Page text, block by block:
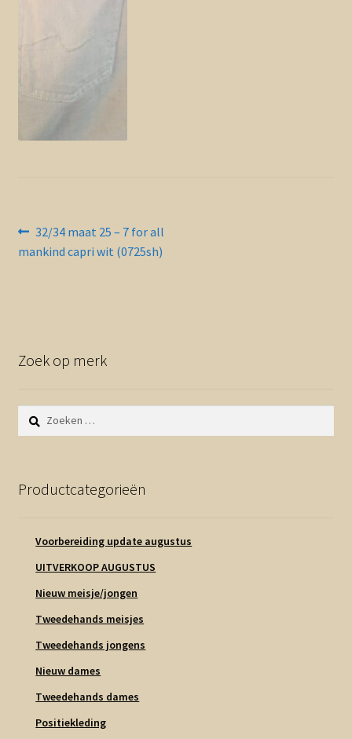
Bericht
navigatie
Vorig
bericht:
32/34 maat 25 – 7 for all
mankind capri wit (0725sh)
Zoek op merk
Zoeken
naar:
Productcategorieën
Voorbereiding update augustus
UITVERKOOP AUGUSTUS
Nieuw meisje/jongen
Tweedehands meisjes
Tweedehands jongens
Nieuw dames
Tweedehands dames
Positiekleding